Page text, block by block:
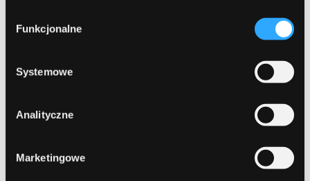
formy korzystania z plików cookies. Więcej:
Polityka
zgody
Funkcjonalne
Systemowe
Analityczne
Marketingowe
listopad 2018
sierpień 2018